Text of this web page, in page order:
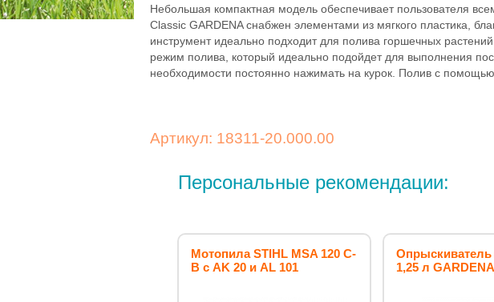
Небольшая компактная модель обеспечивает пользователя
Classic GARDENA снабжен элементами из мягкого пластика,
инструмент идеально подходит для полива горшечных
режим полива, который идеально подойдет для выполнения
необходимости постоянно нажимать на курок. Полив с
Артикул: 18311-20.000.00
Персональные рекомендации:
Мотопила STIHL MSA 120 C-
B с AK 20 и AL 101
1,25 л GARDENA